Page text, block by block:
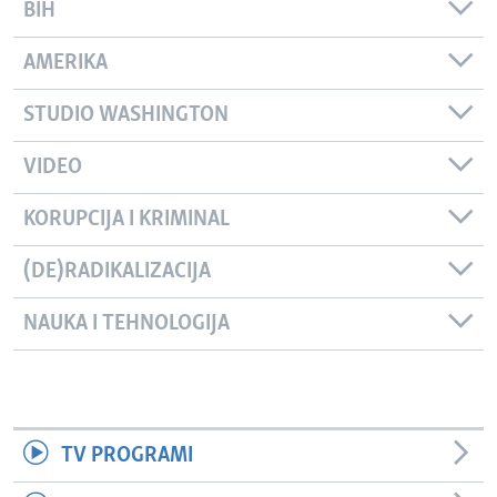
BIH
AMERIKA
STUDIO WASHINGTON
VIDEO
KORUPCIJA I KRIMINAL
(DE)RADIKALIZACIJA
NAUKA I TEHNOLOGIJA
TV PROGRAMI